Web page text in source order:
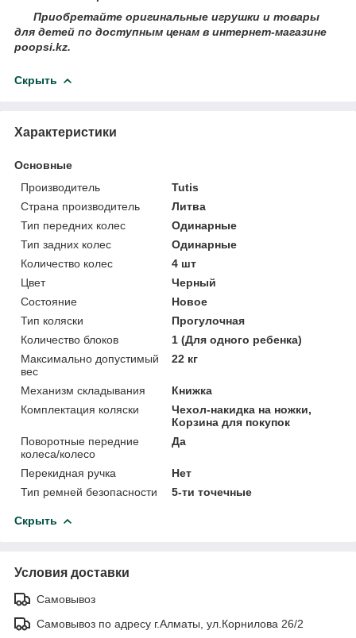
Приобретайте оригинальные игрушки и товары
для детей по доступным ценам в интернет-магазине
poopsi.kz.
Скрыть
Характеристики
Основные
Производитель
Tutis
Страна производитель
Литва
Тип передних колес
Одинарные
Тип задних колес
Одинарные
Количество колес
4 шт
Цвет
Черный
Состояние
Новое
Тип коляски
Прогулочная
Количество блоков
1 (Для одного ребенка)
Максимально допустимый
вес
22 кг
Механизм складывания
Книжка
Комплектация коляски
Чехол-накидка на ножки,
Корзина для покупок
Поворотные передние
колеса/колесо
Да
Перекидная ручка
Нет
Тип ремней безопасности
5-ти точечные
Скрыть
Условия доставки
Самовывоз
Самовывоз по адресу г.Алматы, ул.Корнилова 26/2